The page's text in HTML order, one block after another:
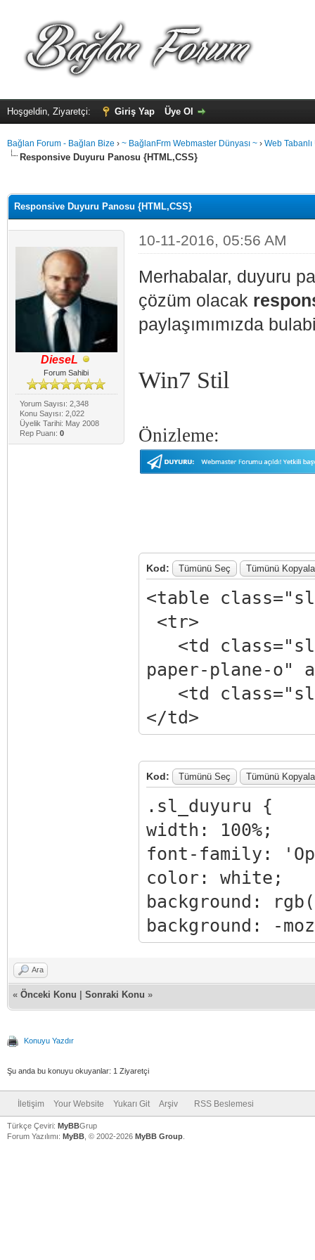
Hoşgeldin, Ziyaretçi: Giriş Yap Üye Ol
Bağlan Forum - Bağlan Bize › ~ BağlanFrm Webmaster Dünyası ~ › Web
Responsive Duyuru Panosu {HTML,CSS}
Responsive Duyuru Panosu {HTML,CSS}
DieseL
Forum Sahibi
Yorum Sayısı: 2,348
Konu Sayısı: 2,022
Üyelik Tarihi: May 2008
Rep Puanı: 0
10-11-2016, 05:56 AM
Merhabalar, duyuru
çözüm olacak
paylaşımımızda
Win7 Stil
Önizleme:
Kod: Tümünü Seç Tümünü Kopyala
<table
<tr>
<td
paper-plane-o"
<td
</td>
yapmak için <a
</tr>
</table>
<script
src="https://
</script>
Kod: Tümünü Seç Tümünü Kopyala
.sl_duyuru {
width: 100%;
font-family:
color: white;
background:
background: -
background: -
25,Safari5.1-6
background:
Ara
« Önceki Konu Sonraki Konu »
Konuyu Yazdır
Şu anda bu konuyu okuyanlar: 1 Ziyaretçi
İletişim Your Website Yukarı Git Arşiv RSS Beslemesi
Türkçe Çeviri: MyBBGrup
Forum Yazılımı: MyBB , © 2002-2026 MyBB Group